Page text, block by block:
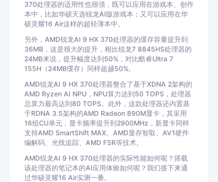
370处理器的适用性也很强，既可以应用在游戏本、创作
本中，比如华硕天选锐龙AI版游戏本；又可以应用在华
硕灵耀16 Air这样的超轻薄本中。
另外，AMD锐龙AI 9 HX 370处理器的缓存容量提升到
36MB，这是很大的提升，相比锐龙7 8845HS处理器的
24MB来说，提升幅度达到50%，对比酷睿Ultra 7
155H（24MB缓存）同样超越50%。
AMD锐龙AI 9 HX 370处理器整合了基于XDNA 2架构的
AMD Ryzen AI NPU，NPU算力达到50 TOPS，处理器
总算力最高达到80 TOPS。此外，这款处理器还内置基
于RDNA 3.5架构的AMD Radeon 890M显卡，其采用
16组CU单元，显卡频率提升到2900MHz，新显卡同样
支持AMD SmartShift MAX、AMD显存智取、AV1硬件
编解码、光线追踪、AMD FSR等技术。
AMD锐龙AI 9 HX 370处理器的实际性能如何呢？搭载
该处理器的笔记本的AI应用体验如何呢？我们接下来通
过华硕灵耀16 Air实测一番。